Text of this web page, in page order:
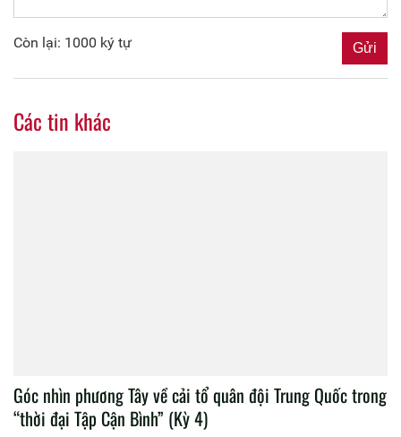
Còn lại: 1000 ký tự
Các tin khác
Góc nhìn phương Tây về cải tổ quân đội Trung Quốc trong
“thời đại Tập Cận Bình” (Kỳ 4)